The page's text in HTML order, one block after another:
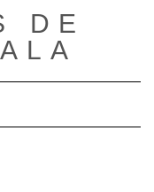
DE
de navegación